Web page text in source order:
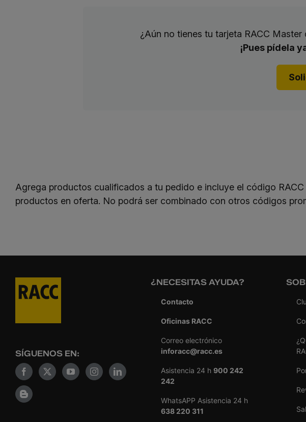
¿Aún no tienes tu tarjeta RACC
¡Pues pídela
Agrega productos cualificados a tu pedido e incluye el código
productos en oferta. No podrá ser combinado con otros códigos
SÍGUENOS EN:
¿NECESITAS AYUDA?
Contacto
Oficinas RACC
Correo electrónico
inforacc@racc.es
Asistencia 24 h 900 242
242
WhatsAPP Asistencia 24 h
638 220 311